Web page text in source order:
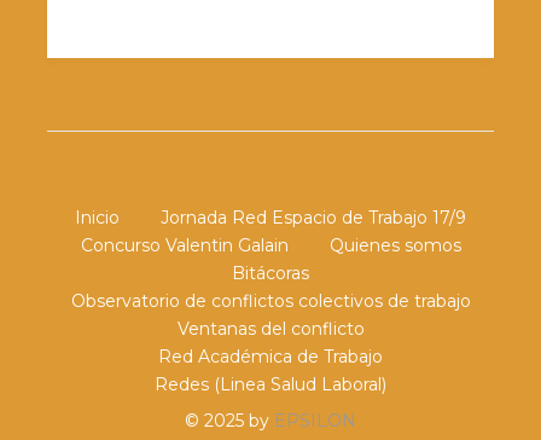
Inicio
Jornada Red Espacio de Trabajo 17/9
Concurso Valentin Galain
Quienes somos
Bitácoras
Observatorio de conflictos colectivos de trabajo
Ventanas del conflicto
Red Académica de Trabajo
Redes (Linea Salud Laboral)
© 2025 by EPSILON